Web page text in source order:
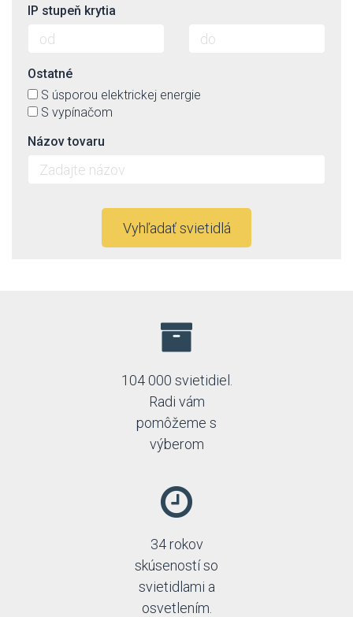
IP stupeň krytia
Ostatné
S úsporou elektrickej energie
S vypínačom
Názov tovaru
Vyhľadať svietidlá
104 000 svietidiel.
Radi vám
pomôžeme s
výberom
34 rokov
skúseností so
svietidlami a
osvetlením.